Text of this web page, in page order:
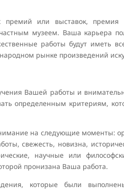
премий или выставок,
музеем. Ваша карьера
работы будут иметь
рынке произведений
Вашей работы и
определенным критериям,
на следующие моменты:
свежесть, новизна,
научные или
пронизана Ваша работа.
которые были